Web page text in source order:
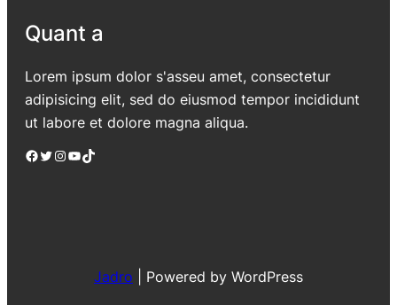
Quant a
Lorem ipsum dolor s'asseu amet, consectetur
adipisicing elit, sed do eiusmod tempor incididunt
ut labore et dolore magna aliqua.
Facebook Twitter Instagram YouTube TikTok
Jadro Powered by WordPress